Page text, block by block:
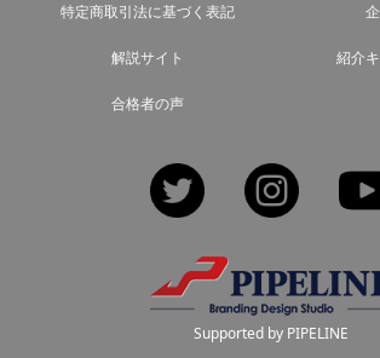
特定商取引法に基づく表記
解説サイト 紹介
合格者の声
Twitter Instagram
Supported by PIPELINE